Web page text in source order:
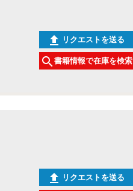
リクエストを送る
書籍情報で在庫を検索
リクエストを送る